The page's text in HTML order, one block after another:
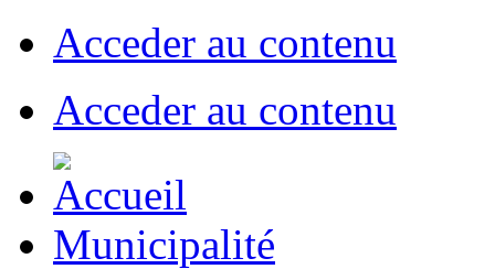
Acceder au contenu
Acceder au contenu
Municipalité